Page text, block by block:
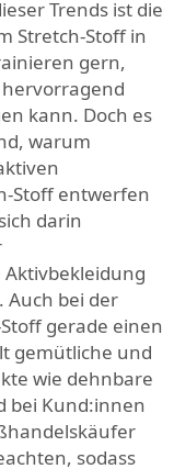
Trends ist die
Stretch-Stoff in
gern,
kann. Doch es
warum
Stoff entwerfen
darin
Auch bei der
gerade einen
gemütliche und
wie dehnbare
bei Kund:innen
sodass